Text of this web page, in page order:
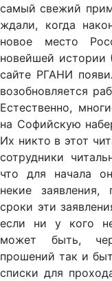
самый свежий
ждали, когда
новое место
новейшей истории
сайте РГАНИ
возобновляется
Естественно,
на Софийскую
Их никто в этот
сотрудники
что для начала
некие
сроки эти
если ни у кого
может быть,
прошений так и
списки для